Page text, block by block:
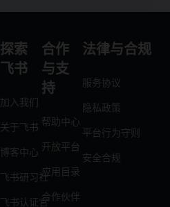
探索
飞书
加入我们
关于飞书
博客中心
飞书研习社
飞书认证官
合作
与支
持
帮助中心
开放平台
应用目录
合作伙伴
法律与合规
服务协议
隐私政策
平台行为守则
安全合规